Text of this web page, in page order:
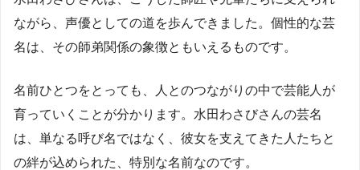
ながら、声優としての道を歩んできました。個性的な芸
名は、その師弟関係の象徴ともいえるものです。
名前ひとつをとっても、人とのつながりの中で芸能人が
育っていくことが分かります。水田わさびさんの芸名
は、単なる呼び名ではなく、彼女を支えてきた人たちと
の絆が込められた、特別な名前なのです。